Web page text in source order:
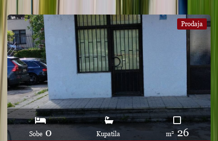
Sobe 0 Kupatila m2 26
Prodaja